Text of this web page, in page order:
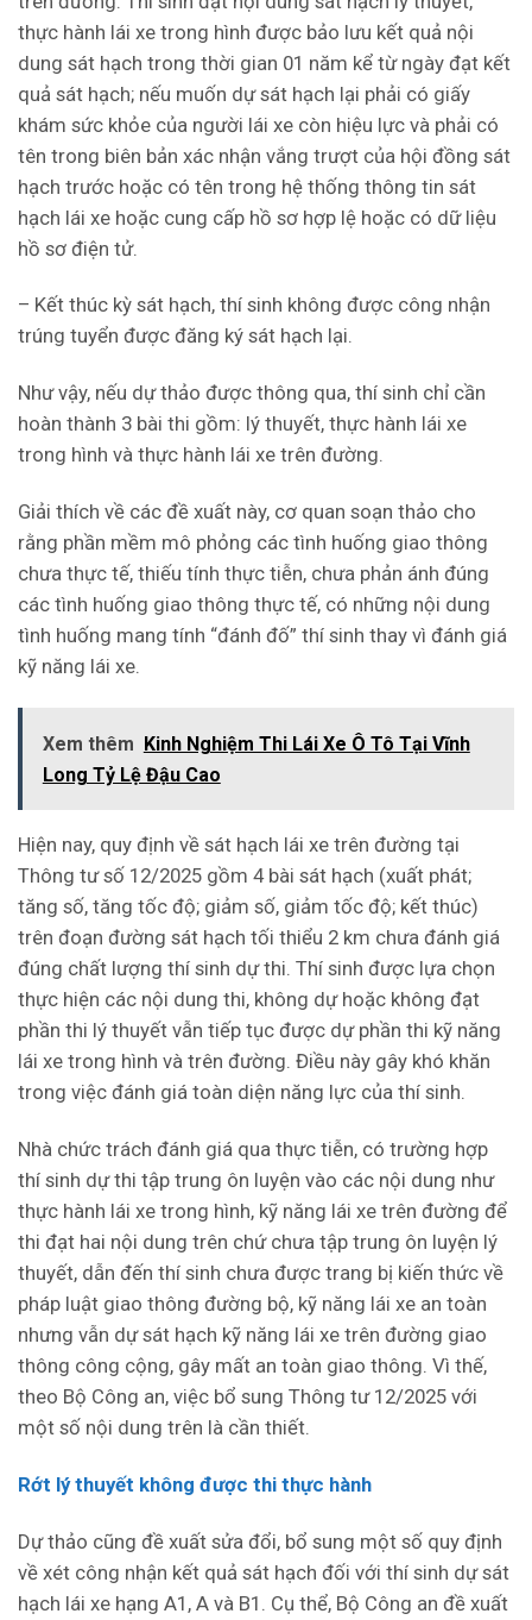
thực hành lái xe trong hình được bảo lưu kết quả nội
dung sát hạch trong thời gian 01 năm kể từ ngày đạt kết
quả sát hạch; nếu muốn dự sát hạch lại phải có giấy
khám sức khỏe của người lái xe còn hiệu lực và phải có
tên trong biên bản xác nhận vắng trượt của hội đồng sát
hạch trước hoặc có tên trong hệ thống thông tin sát
hạch lái xe hoặc cung cấp hồ sơ hợp lệ hoặc có dữ liệu
hồ sơ điện tử.
– Kết thúc kỳ sát hạch, thí sinh không được công nhận
trúng tuyển được đăng ký sát hạch lại.
Như vậy, nếu dự thảo được thông qua, thí sinh chỉ cần
hoàn thành 3 bài thi gồm: lý thuyết, thực hành lái xe
trong hình và thực hành lái xe trên đường.
Giải thích về các đề xuất này, cơ quan soạn thảo cho
rằng phần mềm mô phỏng các tình huống giao thông
chưa thực tế, thiếu tính thực tiễn, chưa phản ánh đúng
các tình huống giao thông thực tế, có những nội dung
tình huống mang tính “đánh đố” thí sinh thay vì đánh giá
kỹ năng lái xe.
Xem thêm Kinh Nghiệm Thi Lái Xe Ô Tô Tại Vĩnh
Long Tỷ Lệ Đậu Cao
Hiện nay, quy định về sát hạch lái xe trên đường tại
Thông tư số 12/2025 gồm 4 bài sát hạch (xuất phát;
tăng số, tăng tốc độ; giảm số, giảm tốc độ; kết thúc)
trên đoạn đường sát hạch tối thiểu 2 km chưa đánh giá
đúng chất lượng thí sinh dự thi. Thí sinh được lựa chọn
thực hiện các nội dung thi, không dự hoặc không đạt
phần thi lý thuyết vẫn tiếp tục được dự phần thi kỹ năng
lái xe trong hình và trên đường. Điều này gây khó khăn
trong việc đánh giá toàn diện năng lực của thí sinh.
Nhà chức trách đánh giá qua thực tiễn, có trường hợp
thí sinh dự thi tập trung ôn luyện vào các nội dung như
thực hành lái xe trong hình, kỹ năng lái xe trên đường để
thi đạt hai nội dung trên chứ chưa tập trung ôn luyện lý
thuyết, dẫn đến thí sinh chưa được trang bị kiến thức về
pháp luật giao thông đường bộ, kỹ năng lái xe an toàn
nhưng vẫn dự sát hạch kỹ năng lái xe trên đường giao
thông công cộng, gây mất an toàn giao thông. Vì thế,
theo Bộ Công an, việc bổ sung Thông tư 12/2025 với
một số nội dung trên là cần thiết.
Rớt lý thuyết không được thi thực hành
Dự thảo cũng đề xuất sửa đổi, bổ sung một số quy định
về xét công nhận kết quả sát hạch đối với thí sinh dự sát
hạch lái xe hạng A1, A và B1. Cụ thể, Bộ Công an đề xuất